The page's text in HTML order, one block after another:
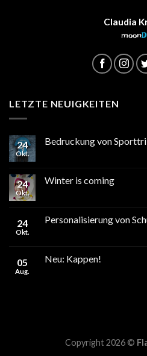
Claudia
moon
LETZTE NEUIGKEITEN
24
Okt.
Bedruckung von
24
Okt.
Winter is coming
24
Okt.
Personalisierung von
05
Aug.
Neu: Kappen!
Copyright 2026 ©